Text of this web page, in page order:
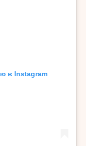
в Instagram